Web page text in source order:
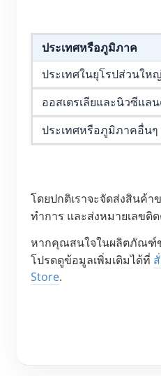
FAQ
ข่าวสาร
บล็อก
กิจกรรม IAMMETER
ฟอรัม
App Store
สำรวจเว็บไซต์
อันดับ PV
เกี่ยวกับเรา
ประเทศหรือภูมิภาค
ประเทศในยุโรปส่วนใหญ่
ออสเตรเลียและนิวซีแล
ประเทศหรือภูมิภาคอื่นๆ
โดยปกติเราจะจัดส่งสินค้
ทำการ และส่งหมายเลขติ
หากคุณสนใจในผลิตภัณฑ์ข
โปรดดูข้อมูลเพิ่มเติมได้ที่
Store.